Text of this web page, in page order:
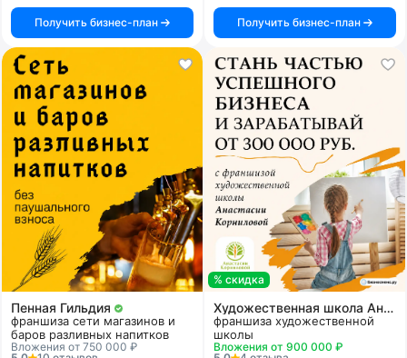
Получить бизнес-план Получить бизнес-план
Пенная Гильдия
франшиза сети магазинов и
баров разливных напитков
Вложения от 750 000 ₽
% скидка
Художественная школа Анастасии Корниловой
франшиза художественной
школы
Вложения от 900 000 ₽